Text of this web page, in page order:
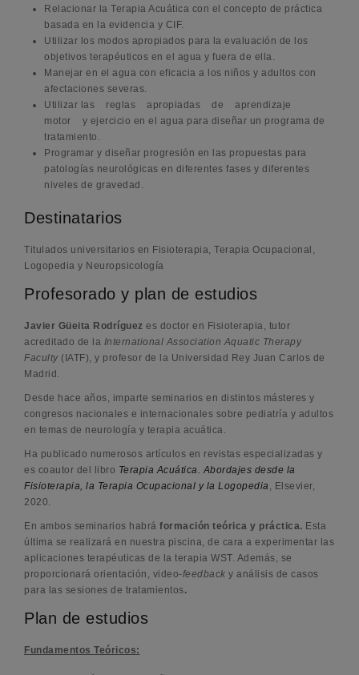
Relacionar la Terapia Acuática con el concepto de práctica
basada en la evidencia y CIF.
Utilizar los modos apropiados para la evaluación de los
objetivos terapéuticos en el agua y fuera de ella.
Manejar en el agua con eficacia a los niños y adultos con
afectaciones severas.
Utilizar las reglas apropiadas de aprendizaje
motor y ejercicio en el agua para diseñar un programa de
tratamiento.
Programar y diseñar progresión en las propuestas para
patologías neurológicas en diferentes fases y diferentes
niveles de gravedad.
Destinatarios
Titulados universitarios en Fisioterapia, Terapia Ocupacional,
Logopedia y Neuropsicología
Profesorado y plan de estudios
Javier Güeita Rodríguez es doctor en Fisioterapia, tutor
acreditado de la International Association Aquatic Therapy
Faculty(IATF), y profesor de la Universidad Rey Juan Carlos de
Madrid.
Desde hace años, imparte seminarios en distintos másteres y
congresos nacionales e internacionales sobre pediatría y adultos
en temas de neurología y terapia acuática.
Ha publicado numerosos artículos en revistas especializadas y
es coautor del libro Terapia Acuática. Abordajes desde la
Fisioterapia, la Terapia Ocupacional y la Logopedia , Elsevier,
2020.
En ambos seminarios habrá formación teórica y práctica. Esta
última se realizará en nuestra piscina, de cara a experimentar las
aplicaciones terapéuticas de la terapia WST. Además, se
proporcionará orientación, video-feedback y análisis de casos
para las sesiones de tratamientos.
Plan de estudios
Fundamentos Teóricos: